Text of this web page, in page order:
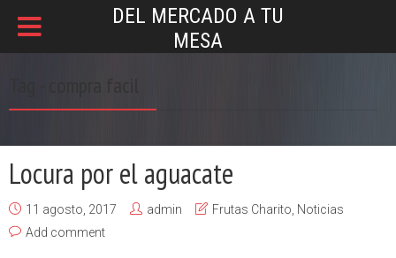
DEL MERCADO A TU
MESA
Locura por el aguacate
11 agosto, 2017 admin Frutas Charito Noticias
Add comment